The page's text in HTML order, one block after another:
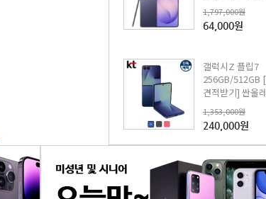
1,797,000원
64,000원
갤럭시Z 플립7
256GB/512GB
견적받기] 싼올
1,353,000원
240,000원